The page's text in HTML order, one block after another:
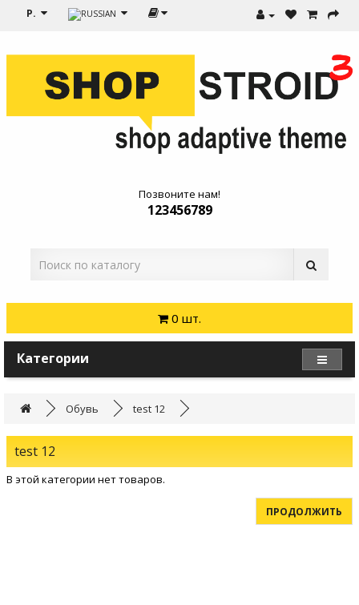
Р.
Позвоните нам!
123456789
0 шт.
Категории
Обувь test 12
test 12
В этой категории нет товаров.
ПРОДОЛЖИТЬ